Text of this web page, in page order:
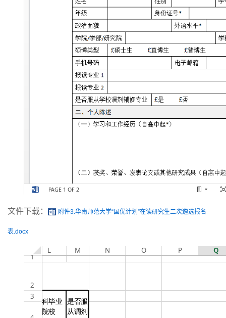
文件下载： 附件3.华南师范大学“国优计划”在读研究生二次遴选报名
表.docx